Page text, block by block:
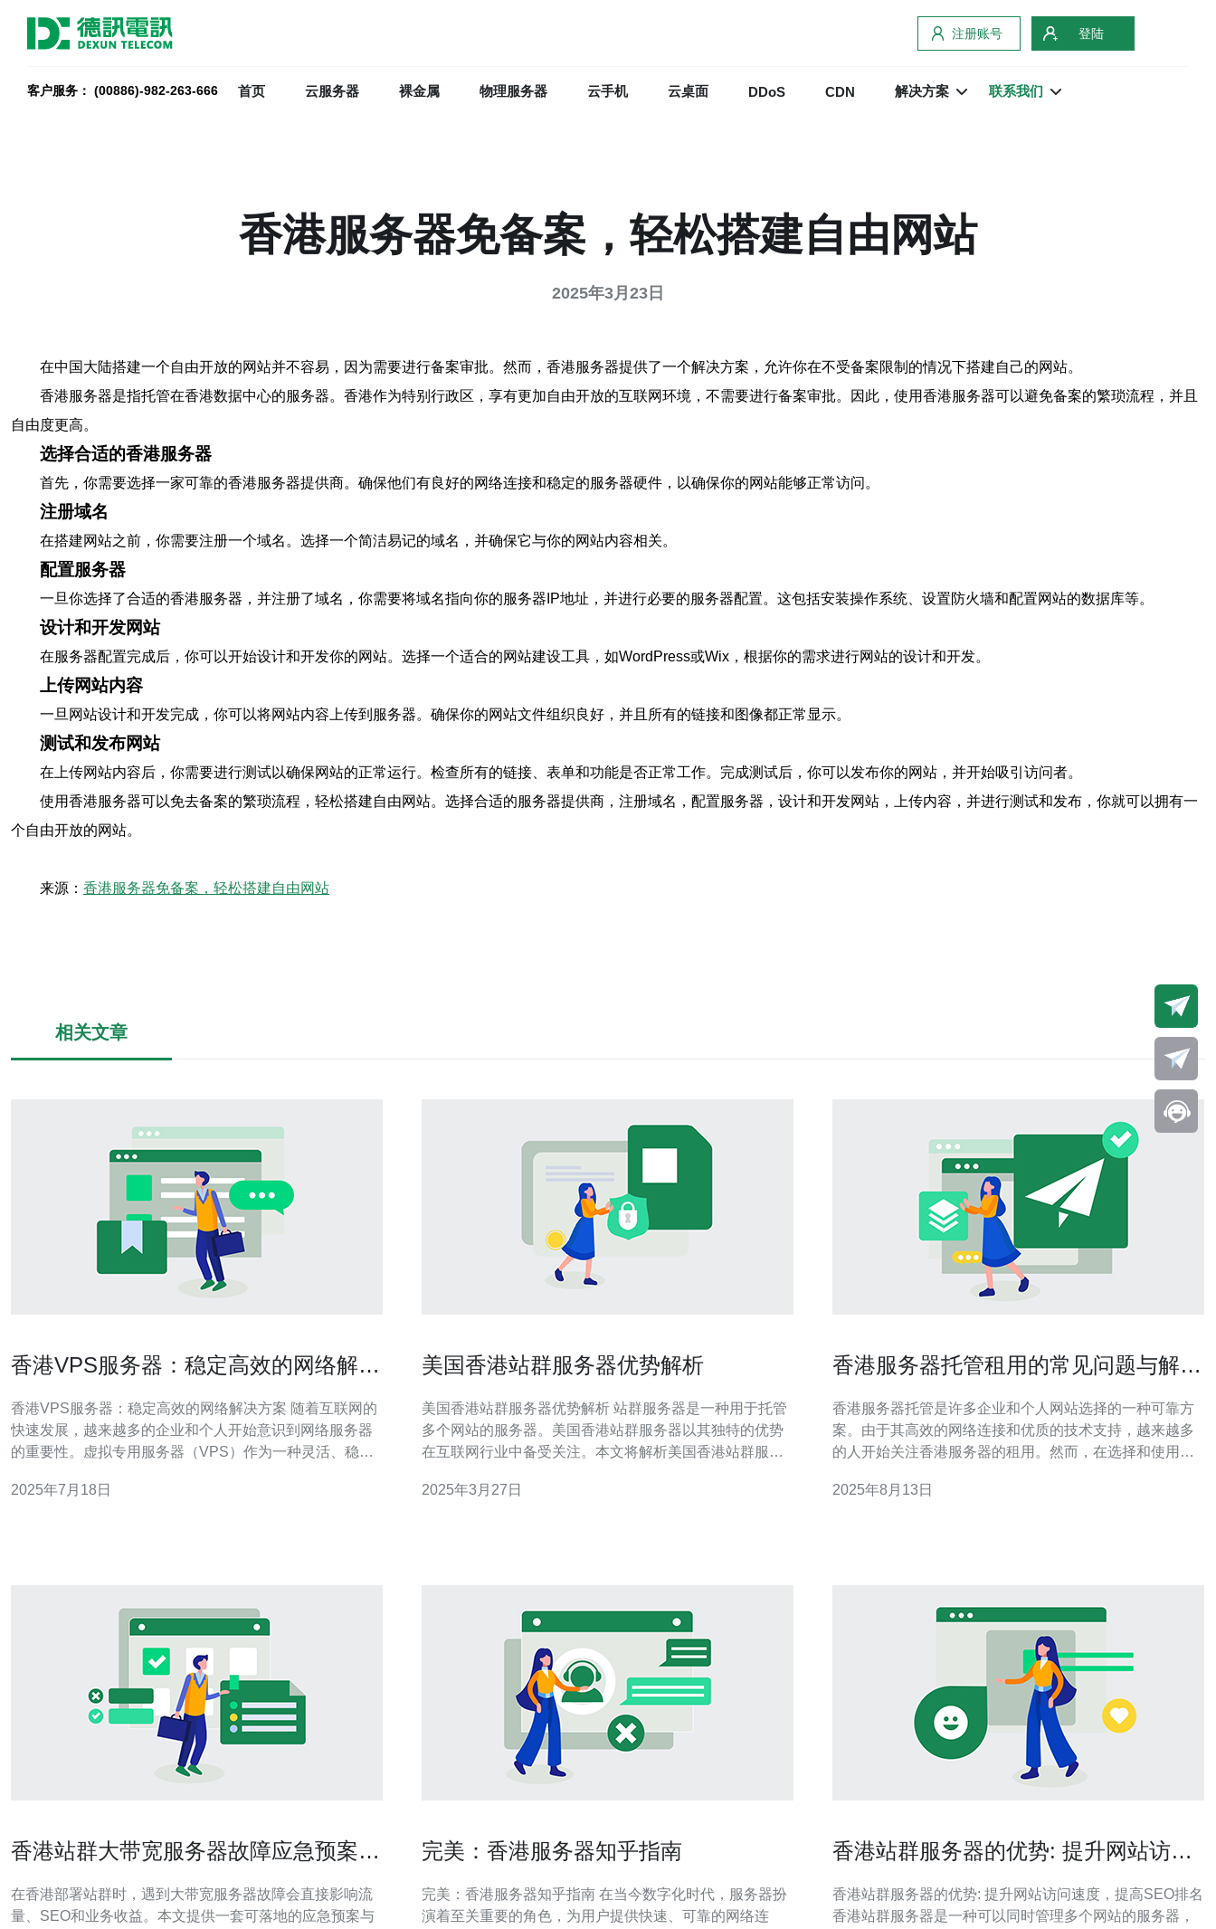
注册账号 登陆
客户服务： (00886)-982-263-666 首页 云服务器 裸金属 物理服务器 云手机 云桌面 DDoS CDN 解决方案 联系我们
香港服务器免备案，轻松搭建自由网站
2025年3月23日
在中国大陆搭建一个自由开放的网站并不容易，因为需要进行备案审批。然而，香港服务器提供了一个解决方案，允许你在不受备案限制的情况下搭建自己的网站。
香港服务器是指托管在香港数据中心的服务器。香港作为特别行政区，享有更加自由开放的互联网环境，不需要进行备案审批。因此，使用香港服务器可以避免备案的繁琐流程，并且
自由度更高。
选择合适的香港服务器
首先，你需要选择一家可靠的香港服务器提供商。确保他们有良好的网络连接和稳定的服务器硬件，以确保你的网站能够正常访问。
注册域名
在搭建网站之前，你需要注册一个域名。选择一个简洁易记的域名，并确保它与你的网站内容相关。
配置服务器
一旦你选择了合适的香港服务器，并注册了域名，你需要将域名指向你的服务器IP地址，并进行必要的服务器配置。这包括安装操作系统、设置防火墙和配置网站的数据库等。
设计和开发网站
在服务器配置完成后，你可以开始设计和开发你的网站。选择一个适合的网站建设工具，如WordPress或Wix，根据你的需求进行网站的设计和开发。
上传网站内容
一旦网站设计和开发完成，你可以将网站内容上传到服务器。确保你的网站文件组织良好，并且所有的链接和图像都正常显示。
测试和发布网站
在上传网站内容后，你需要进行测试以确保网站的正常运行。检查所有的链接、表单和功能是否正常工作。完成测试后，你可以发布你的网站，并开始吸引访问者。
使用香港服务器可以免去备案的繁琐流程，轻松搭建自由网站。选择合适的服务器提供商，注册域名，配置服务器，设计和开发网站，上传内容，并进行测试和发布，你就可以拥有一
个自由开放的网站。
来源： 香港服务器免备案，轻松搭建自由网站
相关文章
香港VPS服务器：稳定高效的网络解决
香港VPS服务器：稳定高效的网络解决方案 随着互联网的
快速发展，越来越多的企业和个人开始意识到网络服务器
的重要性。虚拟专用服务器（VPS）作为一种灵活、稳
洲金融中心，拥有优越的网络基础设施和稳定的政治环
2025年7月18日
美国香港站群服务器优势解析
美国香港站群服务器优势解析 站群服务器是一种用于托管
多个网站的服务器。美国香港站群服务器以其独特的优势
在互联网行业中备受关注。本文将解析美国香港站群服务
务器拥有高速稳定的网络连接，这是其最大的优势之一。
2025年3月27日
香港服务器托管租用的常见问题与解决
香港服务器托管是许多企业和个人网站选择的一种可靠方
案。由于其高效的网络连接和优质的技术支持，越来越多
的人开始关注香港服务器的租用。然而，在选择和使用香
常见问题，并给出解决方案。 1. 选择香港服务器时应该考
2025年8月13日
香港站群大带宽服务器故障应急预案与
在香港部署站群时，遇到大带宽服务器故障会直接影响流
量、SEO和业务收益。本文提供一套可落地的应急预案与
完美：香港服务器知乎指南
完美：香港服务器知乎指南 在当今数字化时代，服务器扮
演着至关重要的角色，为用户提供快速、可靠的网络连
香港站群服务器的优势: 提升网站访问
香港站群服务器的优势: 提升网站访问速度，提高SEO排名
香港站群服务器是一种可以同时管理多个网站的服务器，